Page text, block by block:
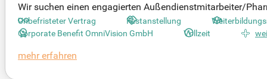
Wir suchen einen engagierten Außendienstmitarbeiter/
mologie. Ihre Hauptaufgabe ist die sachkundige Beratung
onsziele je Produkt um und erreichen die festgelegten
setzung ist eine Ausbildung als Pharmareferent/in oder
Unbefristeter Vertrag Festanstellung
Corporate Benefit OmniVision GmbH
Vollzeit
mehr erfahren